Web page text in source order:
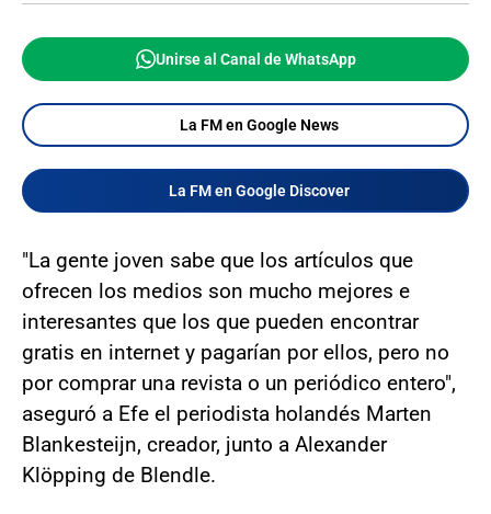
Unirse al Canal de WhatsApp
La FM en Google News
La FM en Google Discover
"La gente joven sabe que los artículos que
ofrecen los medios son mucho mejores e
interesantes que los que pueden encontrar
gratis en internet y pagarían por ellos, pero no
por comprar una revista o un periódico entero",
aseguró a Efe el periodista holandés Marten
Blankesteijn, creador, junto a Alexander
Klöpping de Blendle.